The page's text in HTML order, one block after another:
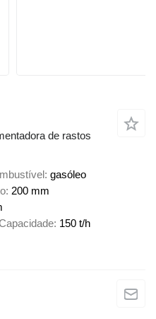
de rastos
gasóleo
200 mm
150 t/h